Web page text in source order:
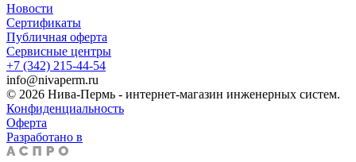
Новости
Сертификаты
Публичная оферта
Сервисные центры
+7 (342) 215-44-54
info@nivaperm.ru
© 2026 Нива-Пермь - интернет-магазин инженерных систем.
Конфиденциальность
Оферта
Разработано в